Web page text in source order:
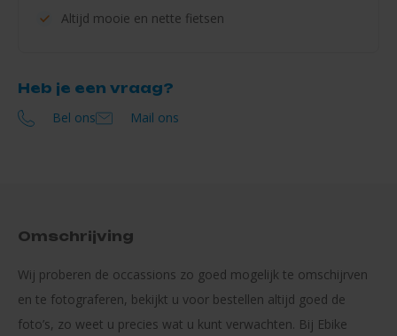
Altijd mooie en nette fietsen
Heb je een vraag?
Bel ons
Mail ons
Omschrijving
Wij proberen de occassions zo goed mogelijk te omschijrven
en te fotograferen, bekijkt u voor bestellen altijd goed de
foto’s, zo weet u precies wat u kunt verwachten. Bij Ebike